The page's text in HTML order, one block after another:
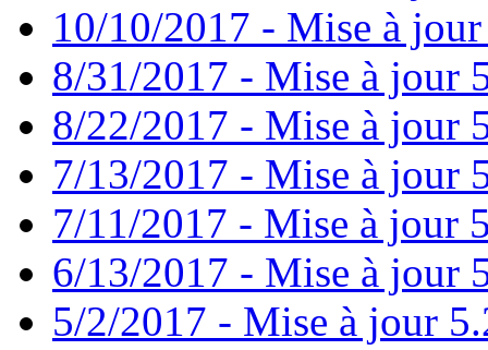
10/10/2017 - Mise à
8/31/2017 - Mise à jour
8/22/2017 - Mise à jour
7/13/2017 - Mise à jour
7/11/2017 - Mise à jour
6/13/2017 - Mise à jour
5/2/2017 - Mise à jour